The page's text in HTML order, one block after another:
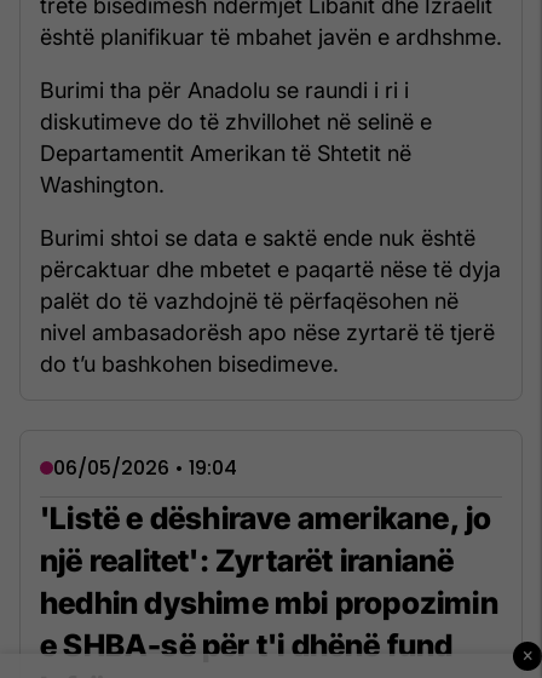
tretë bisedimesh ndërmjet Libanit dhe Izraelit
është planifikuar të mbahet javën e ardhshme.
Burimi tha për Anadolu se raundi i ri i
diskutimeve do të zhvillohet në selinë e
Departamentit Amerikan të Shtetit në
Washington.
Burimi shtoi se data e saktë ende nuk është
përcaktuar dhe mbetet e paqartë nëse të dyja
palët do të vazhdojnë të përfaqësohen në
nivel ambasadorësh apo nëse zyrtarë të tjerë
do t’u bashkohen bisedimeve.
06/05/2026 • 19:04
'Listë e dëshirave amerikane, jo
një realitet': Zyrtarët iranianë
hedhin dyshime mbi propozimin
e SHBA-së për t'i dhënë fund
×